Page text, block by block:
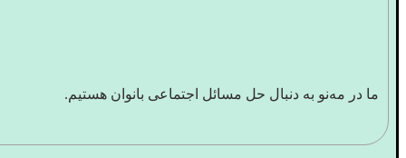
ما در مه‌نو به دنبال حل مسائل اجتماعی بانوان هستیم.